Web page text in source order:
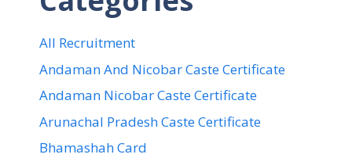
All Recruitment
Andaman And Nicobar Caste Certificate
Andaman Nicobar Caste Certificate
Arunachal Pradesh Caste Certificate
Bhamashah Card